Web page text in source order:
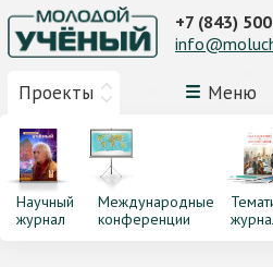
Проекты Меню
+7 (843)
Научный
журнал
Международные
конференции